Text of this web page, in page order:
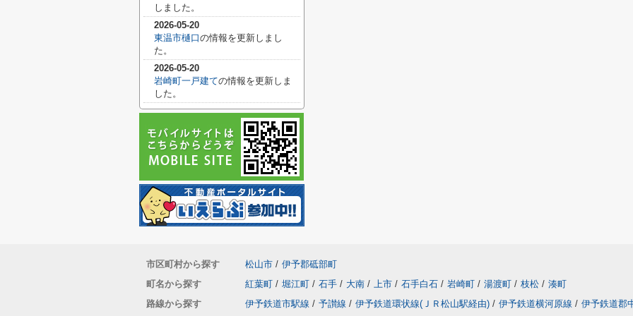
しました。
2026-05-20
東温市樋口の情報を更新しまし
た。
2026-05-20
岩崎町一戸建ての情報を更新しま
した。
市区町村から探す 松山市 / 伊予郡砥部町
町名から探す
紅葉町 / 堀江町 / 石手 / 大南 / 上市 / 石手白石 / 岩崎町 / 湯渡町 / 枝松 / 湊町
路線から探す
伊予鉄道市駅線 / 予讃線 / 伊予鉄道環状線(ＪＲ松山駅経由) / 伊予鉄道横河原線 / 伊予鉄道郡